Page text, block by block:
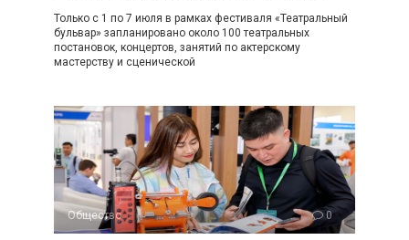
Только с 1 по 7 июля в рамках фестиваля «Театральный
бульвар» запланировано около 100 театральных
постановок, концертов, занятий по актерскому
мастерству и сценической
Общество 0